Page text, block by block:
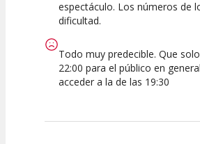
espectáculo. Los números de
dificultad.
Todo muy predecible. Que
22:00 para el público en
acceder a la de las 19:30